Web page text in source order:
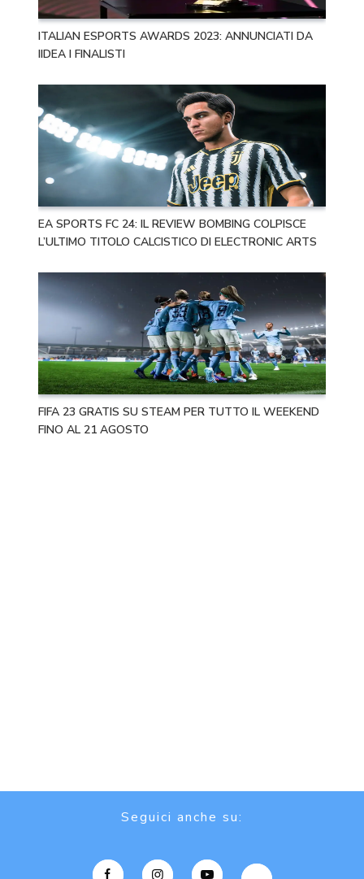
ITALIAN ESPORTS AWARDS 2023: ANNUNCIATI DA
IIDEA I FINALISTI
EA SPORTS FC 24: IL REVIEW BOMBING COLPISCE
L’ULTIMO TITOLO CALCISTICO DI ELECTRONIC ARTS
FIFA 23 GRATIS SU STEAM PER TUTTO IL WEEKEND
FINO AL 21 AGOSTO
Seguici anche su: